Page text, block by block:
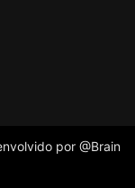
por @Brain